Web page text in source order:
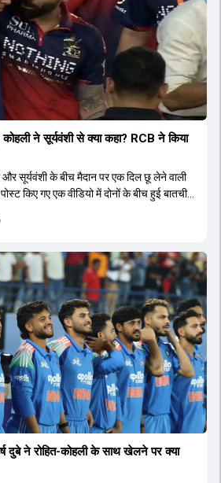
कोहली ने सूर्यवंशी से क्या कहा? RCB ने किया
और सूर्यवंशी के बीच मैदान पर एक दिल छू लेने वाली
किए गए एक वीडियो में दोनों के बीच हुई बातचीत
दुबे ने रोहित-कोहली के साथ खेलने पर क्या